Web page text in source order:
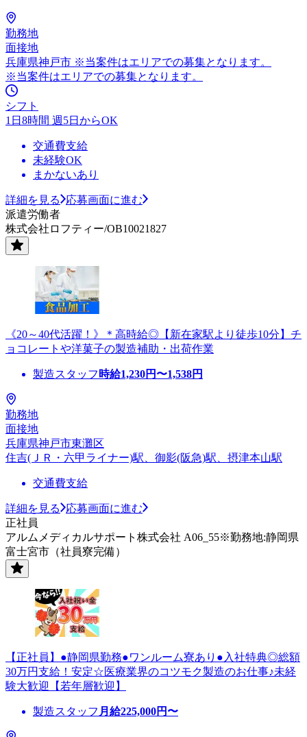
勤務地
面接地
兵庫県神戸市 ※当案件はエリアでの募集となります。
※当案件はエリアでの募集となります。
シフト
1日8時間 週5日からOK
交通費支給
未経験OK
まかないあり
詳細を見る
応募画面に進む
派遣労働者
株式会社ロフティー/OB10021827
《20～40代活躍！》＊高時給◎【新在家駅より徒歩10分】チ
ョコレートや洋菓子の製造補助・出荷作業
製造スタッフ 時給1,230円〜1,538円
勤務地
面接地
兵庫県神戸市東灘区
住吉(ＪＲ・六甲ライナー)駅、御影(阪急)駅、摂津本山駅
交通費支給
詳細を見る
応募画面に進む
正社員
アルムメディカルサポート株式会社 A06_55※勤務地:静岡県
富士宮市（社員寮完備）
【正社員】●静岡県勤務●ワンルーム寮あり●入社特典◎総額
30万円支給！安定☆医療業界のコツモク製造のお仕事♪未経
験大歓迎【若年層歓迎】
製造スタッフ 月給225,000円〜